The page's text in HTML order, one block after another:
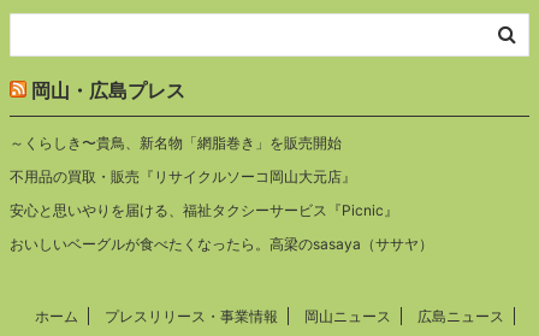
岡山・広島プレス
～くらしき〜貴鳥、新名物「網脂巻き」を販売開始
不用品の買取・販売『リサイクルソーコ岡山大元店』
安心と思いやりを届ける、福祉タクシーサービス『Picnic』
おいしいベーグルが食べたくなったら。高梁のsasaya（ササヤ）
ホーム プレスリリース・事業情報 岡山ニュース 広島ニュース